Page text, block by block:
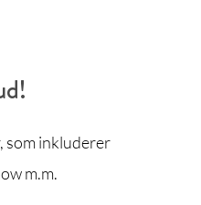
som inkluderer
m.m.